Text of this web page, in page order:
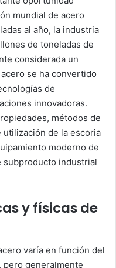
mundial de acero
al año, la industria
de toneladas de
considerada un
se ha convertido
de
innovadoras.
métodos de
utilización de la escoria
moderno de
subproducto industrial
y físicas de
varía en función del
pero generalmente